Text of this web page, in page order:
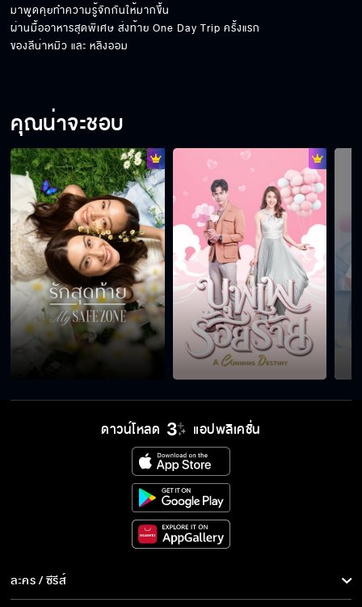
together
[LenaMiu MidSummer Dream] Together,
it’s all happiness.
[LenaMiu X Girls Cup 2026] ถึงจะอยู่คนละสี
แต่ใจอยู่กับเธอ
มาพูดคุยทำความรู้จักกันให้มากขึ้น
ผ่านมื้ออาหารสุดพิเศษ ส่งท้าย One Day Trip ครั้งแรก
ของลีน่าหมิว และ หลิงออม
คุณน่าจะชอบ
ดาวน์โหลด แอปพลิเคชั่น
ละคร / ซีรีส์